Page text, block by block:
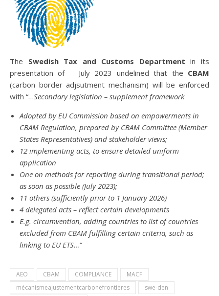
The Swedish Tax and Customs Department in its
presentation of July 2023 undelined that the CBAM
(carbon border adjsutment mechanism) will be enforced
with “…Secondary legislation – supplement framework
Adopted by EU Commission based on empowerments in
CBAM Regulation, prepared by CBAM Committee (Member
States Representatives) and stakeholder views;
12 implementing acts, to ensure detailed uniform
application
One on methods for reporting during transitional period;
as soon as possible (July 2023);
11 others (sufficiently prior to 1 January 2026)
4 delegated acts – reflect certain developments
E.g. circumvention, adding countries to list of countries
excluded from CBAM fulfilling certain criteria, such as
linking to EU ETS…”
AEO CBAM COMPLIANCE
MACF
mécanismeajustementcarbonefrontières
swe-den